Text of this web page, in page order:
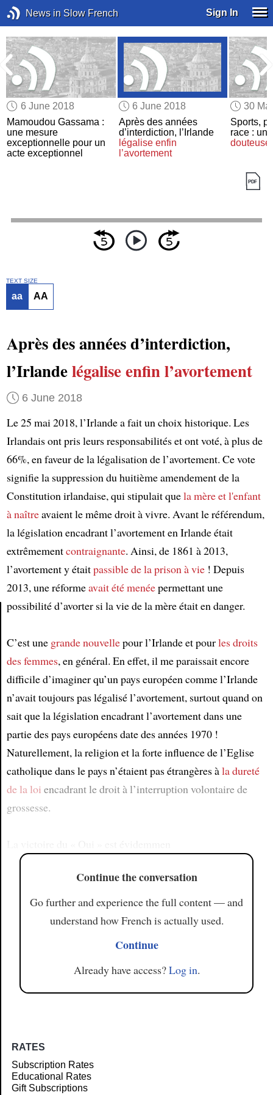
News in Slow French Sign In
6 June 2018
Mamoudou Gassama :
une mesure
exceptionnelle pour un
acte exceptionnel
6 June 2018
Après des années
d’interdiction, l’Irlande
légalise enfin
l’avortement
30
Sports,
race :
douteuse
Article
TEXT SIZE
aa AA
Après des années d’interdiction,
l’Irlandelégalise enfin l’avortement
6 June 2018
Le 25 mai 2018, l’Irlande a fait un choix historique. Les
Irlandais ont pris leurs responsabilités et ont voté, à plus de
66%, en faveur de la légalisation de l’avortement. Ce vote
signifie la suppression du huitième amendement de la
Constitution irlandaise, qui stipulait quela mère et l'enfant
à naîtreavaient le même droit à vivre. Avant le référendum,
la législation encadrant l’avortement en Irlande était
extrêmementcontraignante. Ainsi, de 1861 à 2013,
l’avortement y étaitpassible de la prison à vie! Depuis
2013, une réformeavait été menéepermettant une
possibilité d’avorter si la vie de la mère était en danger.
C’est une grande nouvellepour l’Irlande et pourles droits
des femmes, en général. En effet, il me paraissait encore
difficile d’imaginer qu’un pays européen comme l’Irlande
n’avait toujours pas légalisé l’avortement, surtout quand on
sait que la législation encadrant l’avortement dans une
partie des pays européens date des années 1970 !
Naturellement, la religion et la forte influence de l’Eglise
catholique dans le pays n’étaient pas étrangères àla dureté
de la loi encadrant le droit à l’interruption volontaire de
grossesse.
Continue the conversation
Go further and experience the full content — and
understand how French is actually used.
Continue
Already have access?Log in.
RATES
Subscription Rates
Educational Rates
Gift Subscriptions